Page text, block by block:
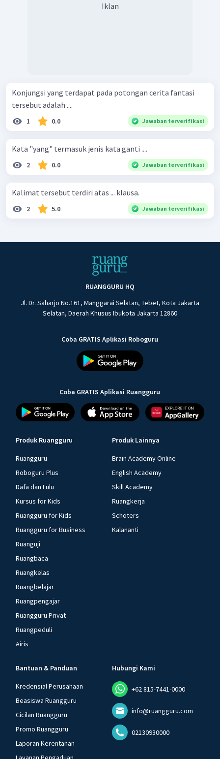
Iklan
Konjungsi yang terdapat pada potongan cerita fantasi
tersebut adalah ....
1 0.0 Jawaban terverifikasi
Kata "yang" termasuk jenis kata ganti ....
2 0.0 Jawaban terverifikasi
Kalimat tersebut terdiri atas ... klausa.
2 5.0 Jawaban terverifikasi
RUANGGURU HQ
Jl. Dr. Saharjo No.161, Manggarai Selatan, Tebet, Kota Jakarta
Selatan, Daerah Khusus Ibukota Jakarta 12860
Coba GRATIS Aplikasi Roboguru
Coba GRATIS Aplikasi Ruangguru
Produk Ruangguru
Ruangguru
Roboguru Plus
Dafa dan Lulu
Kursus for Kids
Ruangguru for Kids
Ruangguru for Business
Ruanguji
Ruangbaca
Ruangkelas
Ruangbelajar
Ruangpengajar
Ruangguru Privat
Ruangpeduli
Airis
Produk Lainnya
Brain Academy Online
English Academy
Skill Academy
Ruangkerja
Schoters
Kalananti
Bantuan & Panduan
Kredensial Perusahaan
Beasiswa Ruangguru
Cicilan Ruangguru
Promo Ruangguru
Laporan Kerentanan
Hubungi Kami
+62 815-7441-0000
info@ruangguru.com
02130930000